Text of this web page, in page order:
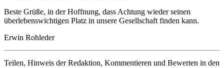
Beste Grüße, in der Hoffnung, dass Achtung wieder seinen
überlebenswichtigen Platz in unsere Gesellschaft finden kann.
Erwin Rohleder
Teilen, Hinweis der Redaktion, Kommentieren und Bewerten in den